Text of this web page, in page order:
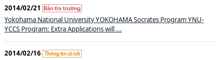
2014/02/21
Yokohama National University YOKOHAMA Socrates Program YNU-
YCCS Program: Extra Applications will ...
2014/02/16